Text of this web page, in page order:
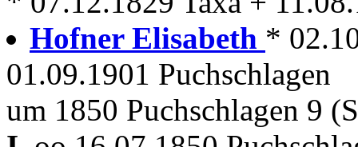
Hofner Elisabeth *
01.09.1901 Puchschlagen
um 1850 Puchschlagen 9